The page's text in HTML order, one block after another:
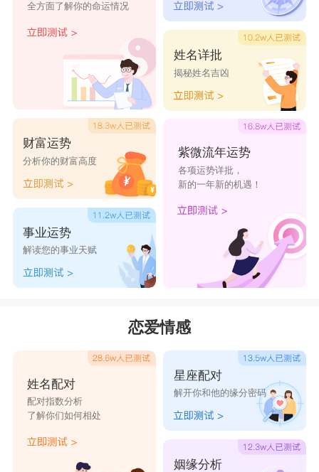
全方面了解你的命运情况
财富运势
分析你的财富高度
事业运势
解读您的事业天赋
姓名详批
揭秘姓名吉凶
紫微流年运势
各项运势详批，
新的一年新的机遇！
恋爱情感
姓名配对
配对指数分析
了解你们如何相处
星座配对
解开你和他的缘分密码
姻缘分析